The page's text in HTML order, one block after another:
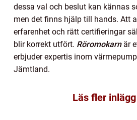
dessa val och beslut kan kännas
men det finns hjälp till hands. Att
erfarenhet och rätt certifieringar
blir korrekt utfört. Röromokarn är
erbjuder expertis inom
Jämtland.
Läs fler